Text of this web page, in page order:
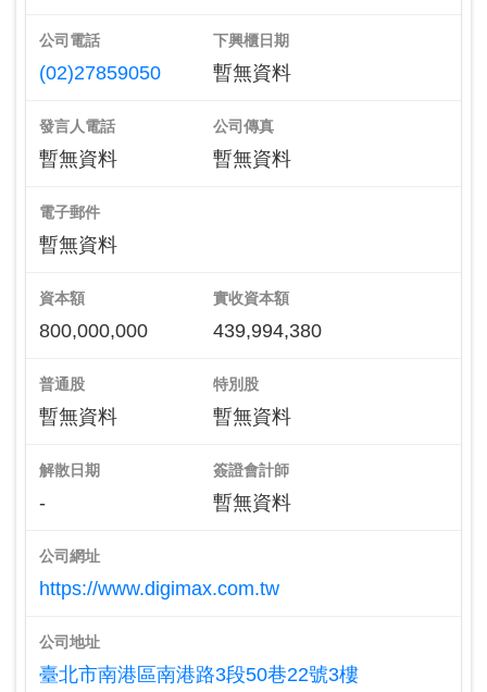
公司電話
(02)27859050
下興櫃日期
暫無資料
發言人電話
暫無資料
公司傳真
暫無資料
電子郵件
暫無資料
資本額
800,000,000
實收資本額
439,994,380
普通股
暫無資料
特別股
暫無資料
解散日期
-
簽證會計師
暫無資料
公司網址
https://www.digimax.com.tw
公司地址
臺北市南港區南港路3段50巷22號3樓